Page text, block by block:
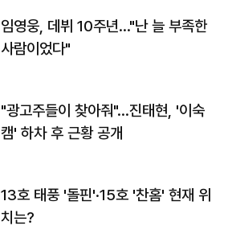
임영웅, 데뷔 10주년…"난 늘 부족한
사람이었다"
"광고주들이 찾아줘"…진태현, '이숙
캠' 하차 후 근황 공개
13호 태풍 '돌핀'·15호 '찬홈' 현재 위
치는?